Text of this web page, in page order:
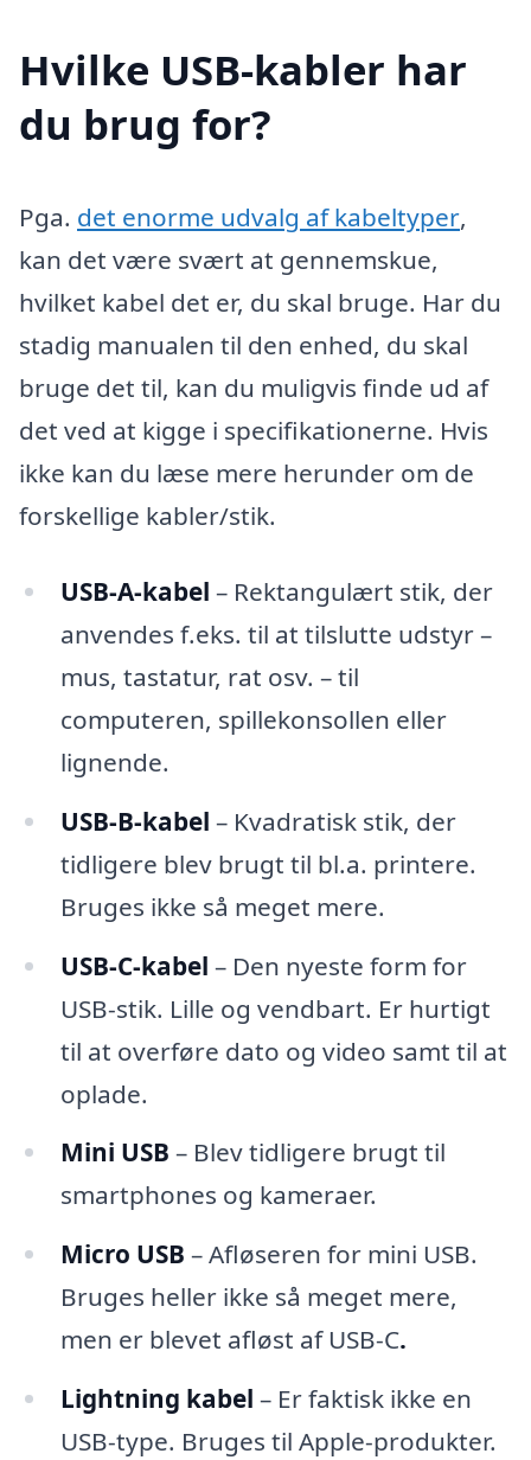
Hvilke USB-kabler har
du brug for?
Pga. det enorme udvalg af kabeltyper,
kan det være svært at gennemskue,
hvilket kabel det er, du skal bruge. Har du
stadig manualen til den enhed, du skal
bruge det til, kan du muligvis finde ud af
det ved at kigge i specifikationerne. Hvis
ikke kan du læse mere herunder om de
forskellige kabler/stik.
USB-A-kabel – Rektangulært stik, der
anvendes f.eks. til at tilslutte udstyr –
mus, tastatur, rat osv. – til
computeren, spillekonsollen eller
lignende.
USB-B-kabel – Kvadratisk stik, der
tidligere blev brugt til bl.a. printere.
Bruges ikke så meget mere.
USB-C-kabel – Den nyeste form for
USB-stik. Lille og vendbart. Er hurtigt
til at overføre dato og video samt til at
oplade.
Mini USB – Blev tidligere brugt til
smartphones og kameraer.
Micro USB – Afløseren for mini USB.
Bruges heller ikke så meget mere,
men er blevet afløst af USB-C.
Lightning kabel – Er faktisk ikke en
USB-type. Bruges til Apple-produkter.